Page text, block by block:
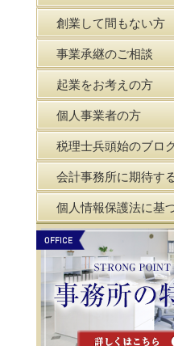
創業して間もない方
事業承継のご相談
起業をお考えの方
個人事業者の方
税理士兵頭始のブロ
会計事務所に期待す
個人情報保護法に基